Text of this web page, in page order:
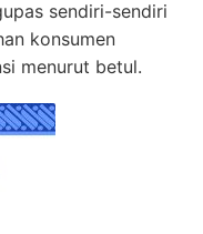
sendiri-sendiri
konsumen
menurut betul.